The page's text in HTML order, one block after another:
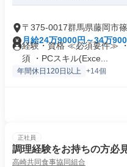
〒375-0017群馬県藤岡市
月給24万9000円～34万
経験・資格 ≪必須要件≫
須 ・PCスキル(Exce...
年間休日120日以上 +14個
正社員
調理経験をお持ちの方必
高崎共同食事協同組合